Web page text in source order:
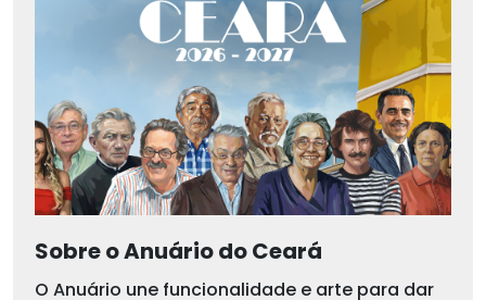
Sobre o Anuário do Ceará
O Anuário une funcionalidade e arte para dar